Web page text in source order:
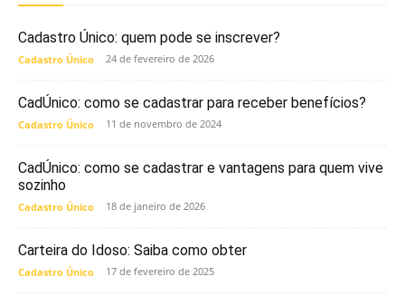
Cadastro Único: quem pode se inscrever?
Cadastro Único 24 de fevereiro de 2026
CadÚnico: como se cadastrar para receber benefícios?
Cadastro Único 11 de novembro de 2024
CadÚnico: como se cadastrar e vantagens para quem vive
sozinho
Cadastro Único 18 de janeiro de 2026
Carteira do Idoso: Saiba como obter
Cadastro Único 17 de fevereiro de 2025